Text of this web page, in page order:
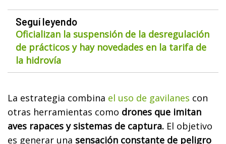
Seguí leyendo
Oficializan la suspensión de la desregulación
de prácticos y hay novedades en la tarifa de
la hidrovía
La estrategia combina el uso de gavilanes con
otras herramientas como drones que imitan
aves rapaces y sistemas de captura. El objetivo
es generar una sensación constante de peligro